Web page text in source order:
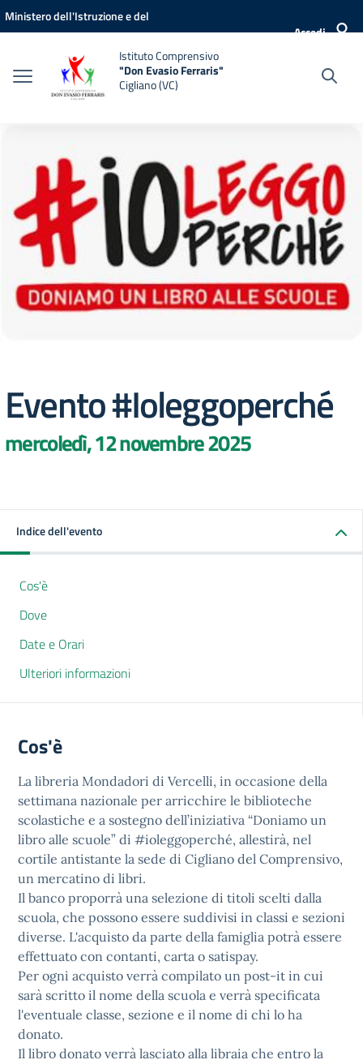
Vai ai contenuti
Vai al menu di navigazione
Vai al footer
Ministero dell'Istruzione e del
Accedi
Istituto Comprensivo
"Don Evasio Ferraris"
Cigliano (VC)
Evento #Ioleggoperché
mercoledì, 12 novembre 2025
Indice dell'evento
Cos'è
Dove
Date e Orari
Ulteriori informazioni
Cos'è
La libreria Mondadori di Vercelli, in occasione della
settimana nazionale per arricchire le biblioteche
scolastiche e a sostegno dell’iniziativa “Doniamo un
libro alle scuole” di #ioleggoperché, allestirà, nel
cortile antistante la sede di Cigliano del Comprensivo,
un mercatino di libri.
Il banco proporrà una selezione di titoli scelti dalla
scuola, che possono essere suddivisi in classi e sezioni
diverse. L'acquisto da parte della famiglia potrà essere
effettuato con contanti, carta o satispay.
Per ogni acquisto verrà compilato un post-it in cui
sarà scritto il nome della scuola e verrà specificata
l'eventuale classe, sezione e il nome di chi lo ha
donato.
Il libro donato verrà lasciato alla libraia che entro la